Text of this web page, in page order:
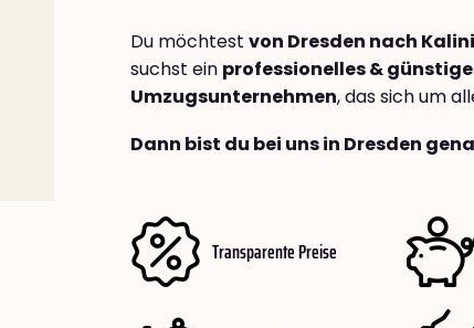
Du möchtest von Dresden nach
suchst ein professionelles &
Umzugsunternehmen, das sich um
Dann bist du bei uns in Dresden
Transparente Preise